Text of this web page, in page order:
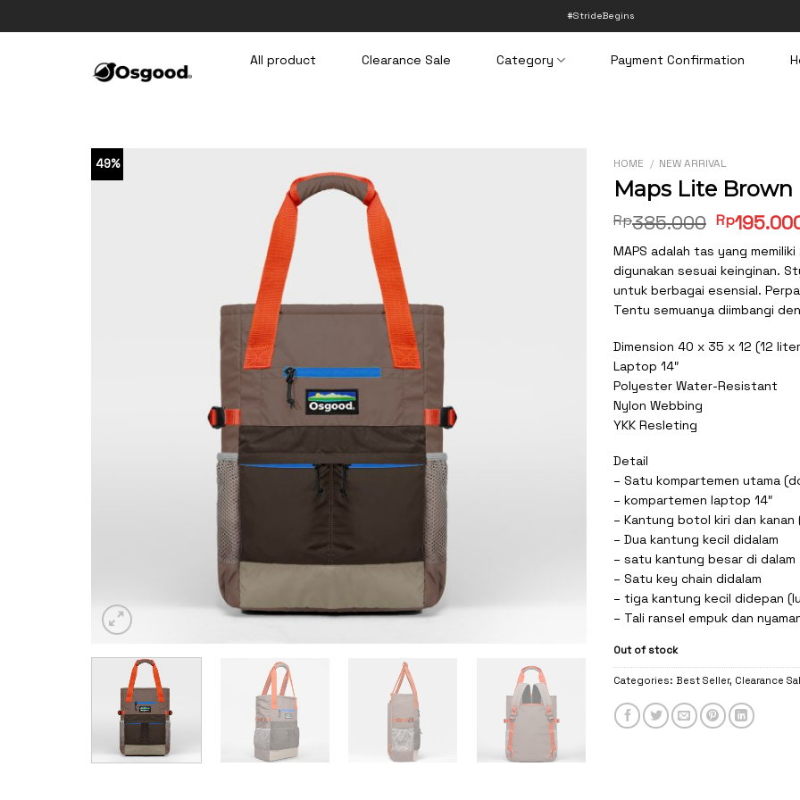
to
#StrideBegins
All product Clearance Sale Category Payment Confirmation
49% HOME / NEW ARRIVAL
Maps Lite Brown
Rp385.000 Original
was:
Rp
MAPS adalah tas yang
digunakan sesuai keinginan.
untuk berbagai esensial.
Tentu semuanya diimbangi
Dimension 40 x 35 x 12 (12
Laptop 14″
Polyester Water-Resistant
Nylon Webbing
YKK Resleting
Detail
– Satu kompartemen utama
– kompartemen laptop 14″
– Kantung botol kiri dan kanan
– Dua kantung kecil didalam
– satu kantung besar di dalam
– Satu key chain didalam
– tiga kantung kecil didepan
– Tali ransel empuk dan
Out of stock
Categories: Best Seller, Clearance